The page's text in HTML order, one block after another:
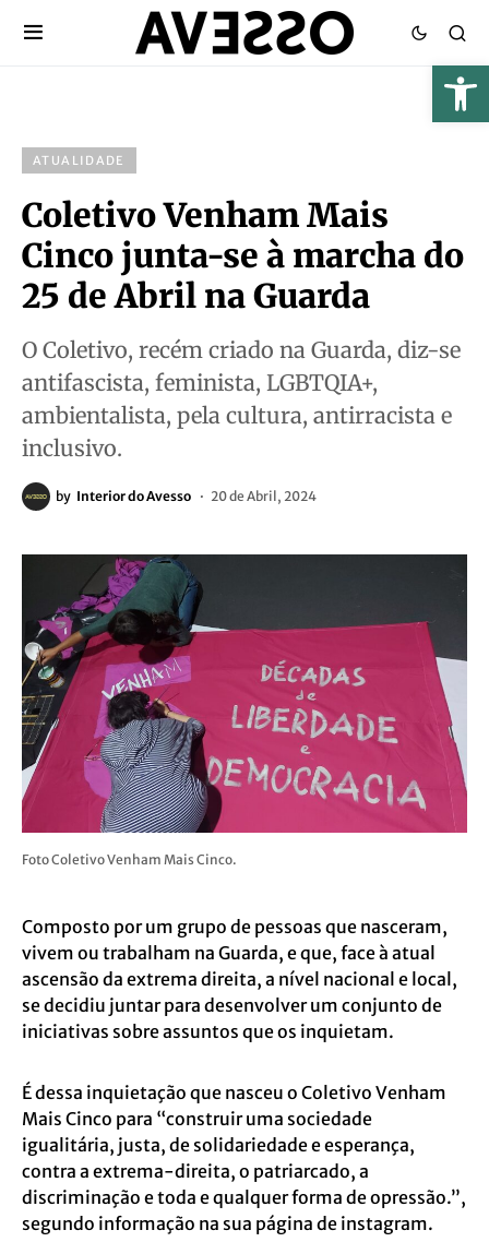
ATUALIDADE
Coletivo Venham Mais
Cinco junta-se à marcha do
25 de Abril na Guarda
O Coletivo, recém criado na Guarda, diz-se
antifascista, feminista, LGBTQIA+,
ambientalista, pela cultura, antirracista e
inclusivo.
by Interior do Avesso 20 de Abril, 2024
Foto Coletivo Venham Mais Cinco.
Composto por um grupo de pessoas que nasceram,
vivem ou trabalham na Guarda, e que, face à atual
ascensão da extrema direita, a nível nacional e local,
se decidiu juntar para desenvolver um conjunto de
iniciativas sobre assuntos que os inquietam.
É dessa inquietação que nasceu o Coletivo Venham
Mais Cinco para “construir uma sociedade
igualitária, justa, de solidariedade e esperança,
contra a extrema-direita, o patriarcado, a
discriminação e toda e qualquer forma de opressão.”,
segundo informação na sua página de instagram.